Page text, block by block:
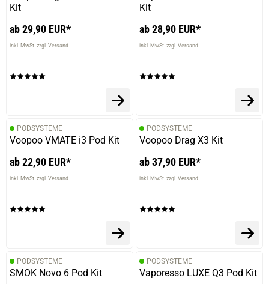
Kit
ab 29,90 EUR*
inkl. MwSt. zzgl. Versand
Kit
ab 28,90 EUR*
inkl. MwSt. zzgl. Versand
PODSYSTEME
Voopoo VMATE i3 Pod Kit
ab 22,90 EUR*
inkl. MwSt. zzgl. Versand
PODSYSTEME
Voopoo Drag X3 Kit
ab 37,90 EUR*
inkl. MwSt. zzgl. Versand
PODSYSTEME
SMOK Novo 6 Pod Kit
PODSYSTEME
Vaporesso LUXE Q3 Pod Kit